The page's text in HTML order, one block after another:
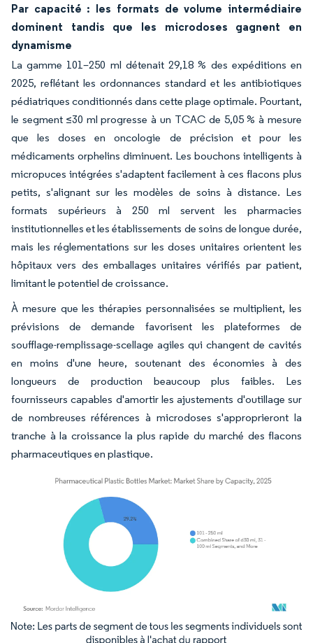
Par capacité : les formats de volume intermédiaire
dominent tandis que les microdoses gagnent en
dynamisme
La gamme 101–250 ml détenait 29,18 % des expéditions en
2025, reflétant les ordonnances standard et les antibiotiques
pédiatriques conditionnés dans cette plage optimale. Pourtant,
le segment ≤30 ml progresse à un TCAC de 5,05 % à mesure
que les doses en oncologie de précision et pour les
médicaments orphelins diminuent. Les bouchons intelligents à
micropuces intégrées s'adaptent facilement à ces flacons plus
petits, s'alignant sur les modèles de soins à distance. Les
formats supérieurs à 250 ml servent les pharmacies
institutionnelles et les établissements de soins de longue durée,
mais les réglementations sur les doses unitaires orientent les
hôpitaux vers des emballages unitaires vérifiés par patient,
limitant le potentiel de croissance.
À mesure que les thérapies personnalisées se multiplient, les
prévisions de demande favorisent les plateformes de
soufflage-remplissage-scellage agiles qui changent de cavités
en moins d'une heure, soutenant des économies à des
longueurs de production beaucoup plus faibles. Les
fournisseurs capables d'amortir les ajustements d'outillage sur
de nombreuses références à microdoses s'approprieront la
tranche à la croissance la plus rapide du marché des flacons
pharmaceutiques en plastique.
Image © Mordor Intelligence. La réutilisation nécessite une attribution sous CC BY